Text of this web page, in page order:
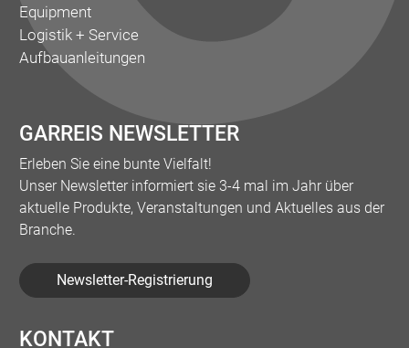
Equipment
Logistik + Service
Aufbauanleitungen
GARREIS NEWSLETTER
Erleben Sie eine bunte Vielfalt!
Unser Newsletter informiert sie 3-4 mal im Jahr über
aktuelle Produkte, Veranstaltungen und Aktuelles aus der
Branche.
Newsletter-Registrierung
KONTAKT